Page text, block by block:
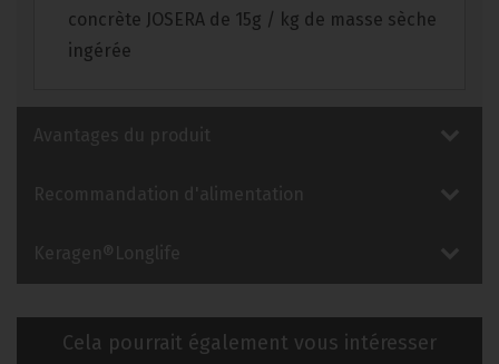
concrète JOSERA de 15g / kg de masse sèche
ingérée
Avantages du produit
Recommandation d'alimentation
Keragen®Longlife
Cela pourrait également vous intéresser